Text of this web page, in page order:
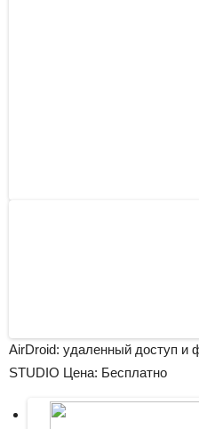
AirDroid: удаленный доступ и
STUDIO Цена: Бесплатно